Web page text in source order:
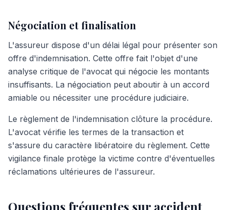
Négociation et finalisation
L'assureur dispose d'un délai légal pour présenter son
offre d'indemnisation. Cette offre fait l'objet d'une
analyse critique de l'avocat qui négocie les montants
insuffisants. La négociation peut aboutir à un accord
amiable ou nécessiter une procédure judiciaire.
Le règlement de l'indemnisation clôture la procédure.
L'avocat vérifie les termes de la transaction et
s'assure du caractère libératoire du règlement. Cette
vigilance finale protège la victime contre d'éventuelles
réclamations ultérieures de l'assureur.
Questions fréquentes sur accident